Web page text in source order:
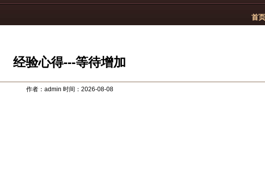
首
经验心得---等待增加
作者：admin 时间：2026-08-08